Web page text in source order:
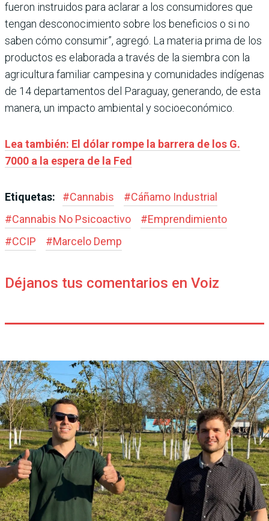
fueron instruidos para aclarar a los consumidores que
tengan desconocimiento sobre los beneficios o si no
saben cómo consumir”, agregó. La materia prima de los
productos es elaborada a través de la siembra con la
agricultura familiar campesina y comunidades indígenas
de 14 departamentos del Paraguay, generando, de esta
manera, un impacto ambiental y socioeconómico.
Lea también: El dólar rompe la barrera de los G.
7000 a la espera de la Fed
Etiquetas: #Cannabis #Cáñamo Industrial
#Cannabis No Psicoactivo #Emprendimiento
#CCIP #Marcelo Demp
Déjanos tus comentarios en Voiz